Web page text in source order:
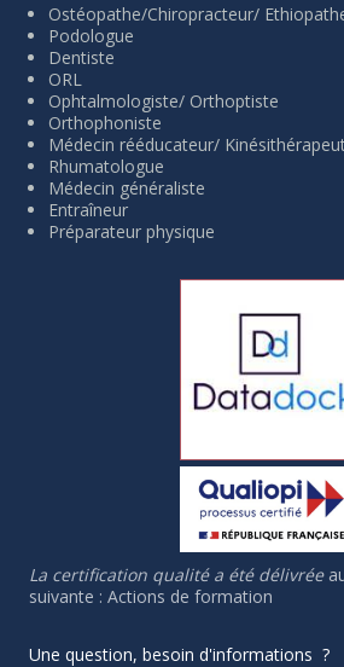
Ostéopathe/Chiropracteur/
Podologue
Dentiste
ORL
Ophtalmologiste/ Orthoptiste
Orthophoniste
Médecin rééducateur/
Rhumatologue
Médecin généraliste
Entraîneur
Préparateur physique
La certification qualité a été délivrée
suivante : Actions de formation
Une question, besoin d'informations ?